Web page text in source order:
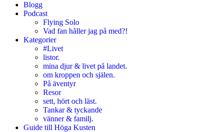
Blogg
Podcast
Flying Solo
Vad fan håller jag på med?!
Kategorier
#Livet
listor.
mina djur & livet på landet.
om kroppen och själen.
På äventyr
Resor
sett, hört och läst.
Tankar & tyckande
vänner & familj.
Guide till Höga Kusten